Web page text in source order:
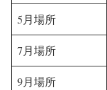
5月場所
7月場所
9月場所